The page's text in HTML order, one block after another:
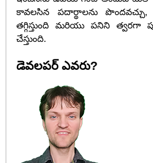
కావలసిన పదార్థాలను
తగ్గిస్తుంది మరియు పనిని
చేస్తుంది.
డెవలపర్ ఎవరు?